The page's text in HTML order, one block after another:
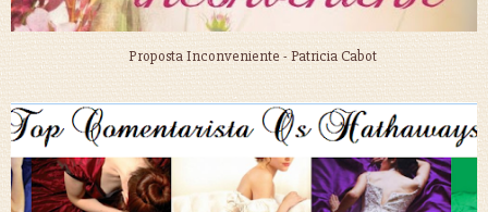
Proposta Inconveniente - Patricia Cabot